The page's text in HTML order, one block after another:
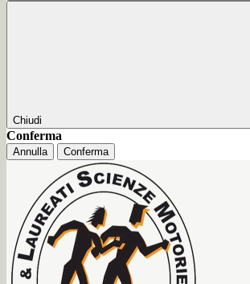
Chiudi
Conferma
Annulla Conferma